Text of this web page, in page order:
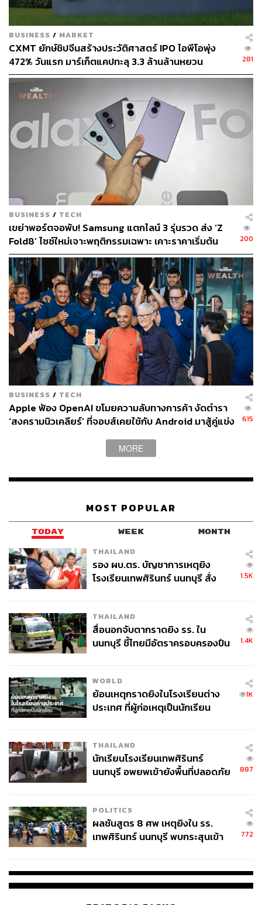
BUSINESS / MARKET
CXMT ยักษ์ชิปจีนสร้างประวัติศาสตร์ IPO ไอพีโอพุ่ง
472% วันแรก มาร์เก็ตแคปทะลุ 3.3 ล้านล้านหยวน
281
BUSINESS / TECH
เขย่าพอร์ตจอพับ! Samsung แตกไลน์ 3 รุ่นรวด ส่ง ‘Z
Fold8’ ไซซ์ใหม่เจาะพฤติกรรมเฉพาะ เคาะราคาเริ่มต้น
61,900 บาท
200
BUSINESS / TECH
Apple ฟ้อง OpenAI ขโมยความลับทางการค้า งัดตำรา
‘สงครามนิวเคลียร์’ ที่จอบส์เคยใช้กับ Android มาสู้คู่แข่ง
615
MORE
MOST POPULAR
TODAY WEEK MONTH
THAILAND
รอง ผบ.ตร. บัญชาการเหตุยิง
โรงเรียนเทพศิรินทร์ นนทบุรี สั่ง
1.5K
THAILAND
สื่อนอกจับตากราดยิง รร. ใน
นนทบุรี ชี้ไทยมีอัตราครอบครองปืน
1.4K
WORLD
ย้อนเหตุกราดยิงในโรงเรียนต่าง
ประเทศ ที่ผู้ก่อเหตุเป็นนักเรียน
1K
THAILAND
นักเรียนโรงเรียนเทพศิรินทร์
นนทบุรี อพยพเข้ายังพื้นที่ปลอดภัย
887
POLITICS
ผลชันสูตร 8 ศพ เหตุยิงใน รร.
เทพศิรินทร์ นนทบุรี พบกระสุนเข้า
772